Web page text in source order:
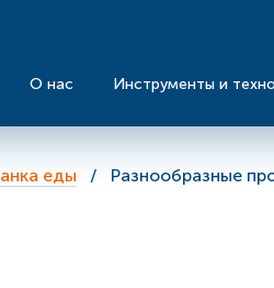
О нас Инструменты и
еды Разнообразные